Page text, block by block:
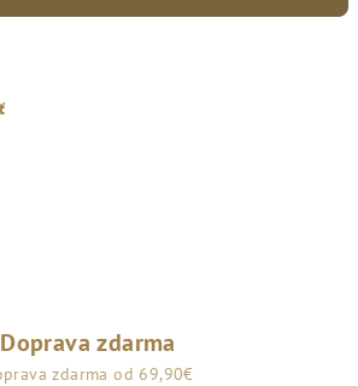
Doprava zdarma
zdarma od 69,90€